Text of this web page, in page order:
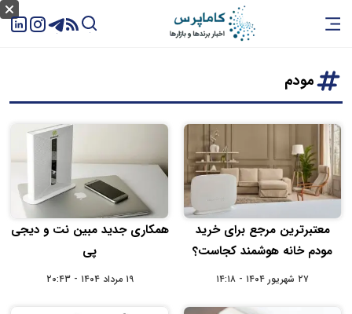
مودم
معتبرترین مرجع برای خرید
مودم خانه هوشمند کجاست؟
۲۷ شهریور ۱۴۰۴ - ۱۴:۱۸
همکاری جدید مبین‌ نت و دیجی‌
پی
۱۹ مرداد ۱۴۰۴ - ۲۰:۴۳